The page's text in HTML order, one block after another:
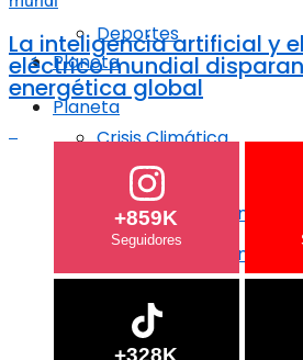
Planeta
Crisis Climática
Agricultura regenerativa
Deportes
Planeta
Crisis Climática
Agricultura regenerativa
Océanos
La inteligencia artificial y
eléctrico mundial
energética global
+859K